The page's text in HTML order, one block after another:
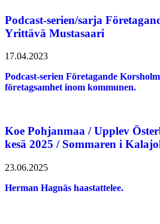
Podcast-serien/sarja
Yrittävä Mustasaari
17.04.2023
Podcast-serien Företagande
företagsamhet inom kommunen.
Koe Pohjanmaa / Upplev
kesä 2025 / Sommaren i
23.06.2025
Herman Hagnäs haastattelee.